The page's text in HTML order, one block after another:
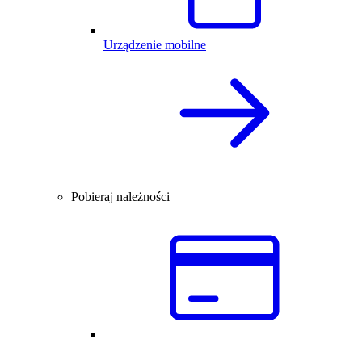
Urządzenie mobilne
Pobieraj należności